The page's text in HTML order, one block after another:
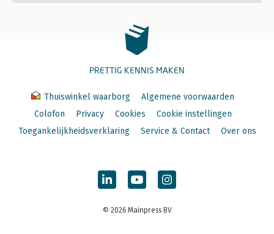
PRETTIG KENNIS MAKEN
Thuiswinkel waarborg
Algemene voorwaarden
Colofon
Privacy Cookies
Cookie instellingen
Toegankelijkheidsverklaring
Service & Contact Over ons
© 2026 Mainpress BV